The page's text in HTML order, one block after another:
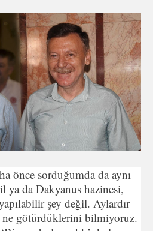
önce sorduğumda da aynı
ya da Dakyanus hazinesi,
şey değil. Aylardır
ne götürdüklerini bilmiyoruz.